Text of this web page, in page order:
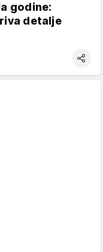
godine:
detalje